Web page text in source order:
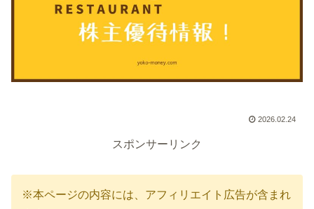
2026.02.24
スポンサーリンク
※本ページの内容には、アフィリエイト広告が含まれ